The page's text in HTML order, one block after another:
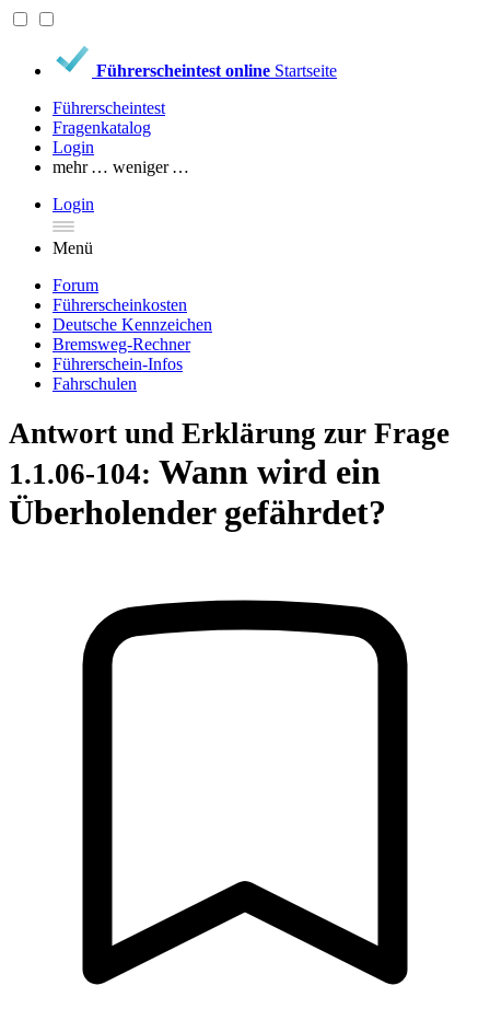
Führerscheintest online Startseite
Führerscheintest
Fragenkatalog
Login
mehr … weniger …
Login
Menü
Forum
Führerscheinkosten
Deutsche Kennzeichen
Bremsweg-Rechner
Führerschein-Infos
Fahrschulen
Antwort und Erklärung zur Frage
1.1.06-104: Wann wird ein
Überholender gefährdet?